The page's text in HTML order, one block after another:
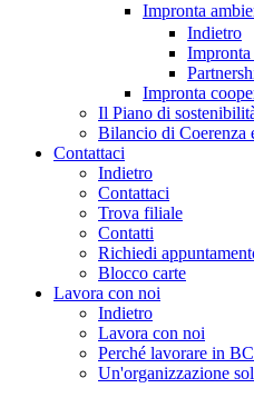
Impronta
Indietro
Impronta
Impronta
Il Piano di
Bilancio di Coerenza
Contattaci
Indietro
Contattaci
Trova filiale
Contatti
Richiedi
Blocco carte
Lavora con noi
Indietro
Lavora con noi
Perché lavorare in
Un'organizzazione